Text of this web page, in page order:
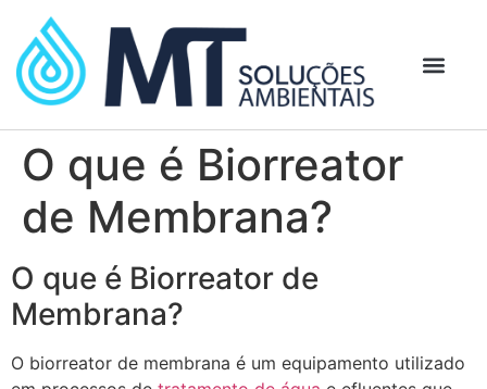
O que é Biorreator
de Membrana?
O que é Biorreator de
Membrana?
O biorreator de membrana é um equipamento utilizado